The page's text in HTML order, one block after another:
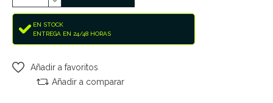
EN STOCK
ENTREGA EN 24/48 HORAS
Añadir a favoritos
Añadir a comparar